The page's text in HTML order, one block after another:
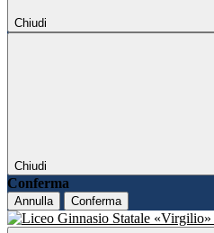
Chiudi
Chiudi
Conferma
Annulla Conferma